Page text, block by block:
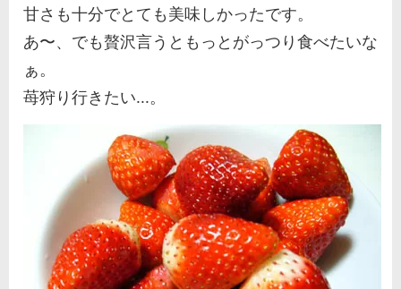
甘さも十分でとても美味しかったです。
あ〜、でも贅沢言うともっとがっつり食べたいな
ぁ。
苺狩り行きたい...。